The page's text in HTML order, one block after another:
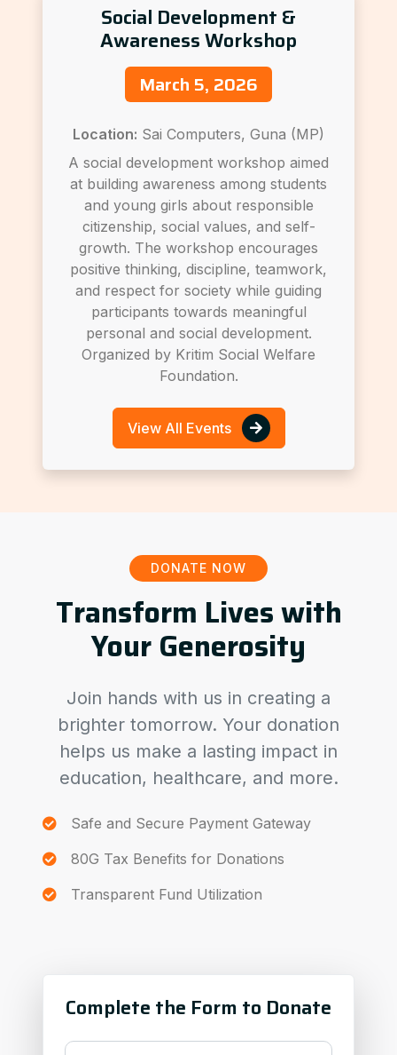
Social Development &
Awareness Workshop
March 5, 2026
Location: Sai Computers, Guna (MP)
A social development workshop aimed
at building awareness among students
and young girls about responsible
citizenship, social values, and self-
growth. The workshop encourages
positive thinking, discipline, teamwork,
and respect for society while guiding
participants towards meaningful
personal and social development.
Organized by Kritim Social Welfare
Foundation.
View All Events
DONATE NOW
Transform Lives with
Your Generosity
Join hands with us in creating a
brighter tomorrow. Your donation
helps us make a lasting impact in
education, healthcare, and more.
Safe and Secure Payment Gateway
80G Tax Benefits for Donations
Transparent Fund Utilization
Complete the Form to Donate